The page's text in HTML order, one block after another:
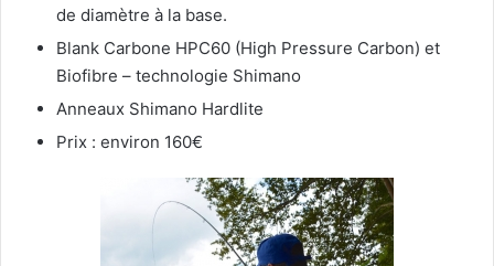
de diamètre à la base.
Blank Carbone HPC60 (High Pressure Carbon) et
Biofibre – technologie Shimano
Anneaux Shimano Hardlite
Prix : environ 160€